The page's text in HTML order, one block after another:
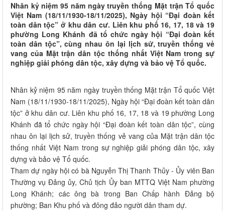
Nhân kỷ niệm 95 năm ngày truyền thống Mặt trận Tổ quốc
Việt Nam (18/11/1930-18/11/2025), Ngày hội “Đại đoàn kết
toàn dân tộc” ở khu dân cư. Liên khu phố 16, 17, 18 và 19
phường Long Khánh đã tổ chức ngày hội “Đại đoàn kết
toàn dân tộc”, cùng nhau ôn lại lịch sử, truyền thống vẻ
vang của Mặt trận dân tộc thống nhất Việt Nam trong sự
nghiệp giải phóng dân tộc, xây dựng và bảo vệ Tổ quốc.
Nhân kỷ niệm 95 năm ngày truyền thống Mặt trận Tổ quốc Việt
Nam (18/11/1930-18/11/2025), Ngày hội “Đại đoàn kết toàn dân
tộc” ở khu dân cư. Liên khu phố 16, 17, 18 và 19 phường Long
Khánh đã tổ chức ngày hội “Đại đoàn kết toàn dân tộc”, cùng
nhau ôn lại lịch sử, truyền thống vẻ vang của Mặt trận dân tộc
thống nhất Việt Nam trong sự nghiệp giải phóng dân tộc, xây
dựng và bảo vệ Tổ quốc.
Tham dự ngày hội có bà Nguyễn Thị Thanh Thủy - Ủy viên Ban
Thường vụ Đảng ủy, Chủ tịch Ủy ban MTTQ Việt Nam phường
Long Khánh; các ông bà trong Ban Chấp hành Đảng bộ
phường; Ban Khu phố và đông đảo người dân tham dự.